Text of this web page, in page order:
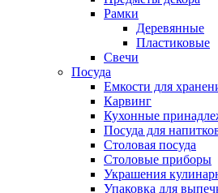
Рамки
Деревянные
Пластиковые
Свечи
Посуда
Емкости для
Карвинг
Кухонные
Посуда для
Столовая посуда
Столовые приборы
Украшения
Упаковка для